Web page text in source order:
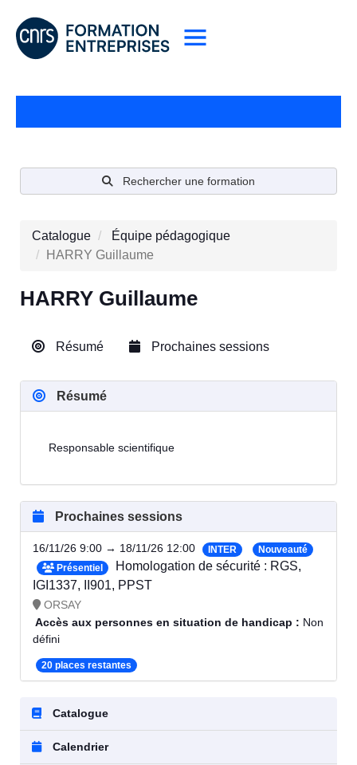
Rechercher une formation
Catalogue
Équipe pédagogique
HARRY Guillaume
HARRY Guillaume
Résumé Prochaines sessions
Résumé
Responsable scientifique
Prochaines sessions
16/11/26 9:00 → 18/11/26 12:00 INTER
Nouveauté
Présentiel
Homologation de sécurité : RGS,
IGI1337, II901, PPST
ORSAY
Accès aux personnes en situation de handicap : Non
défini
20 places restantes
Catalogue
Calendrier